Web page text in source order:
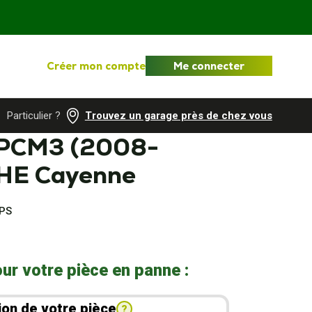
Créer mon compte Me connecter
Particulier ? Trouvez un garage près de chez vous
(2008-
Cayenne
votre pièce en panne :
de votre pièce ?